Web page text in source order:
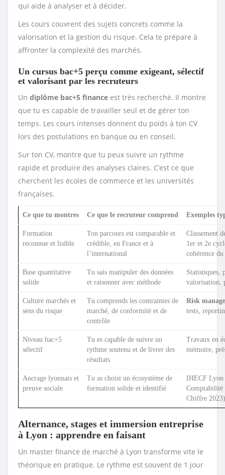
qui aide à analyser et à décider.
Les cours couvrent des sujets concrets comme la
valorisation et la gestion du risque. Cela te prépare à
affronter la complexité des marchés.
Un cursus bac+5 perçu comme exigeant, sélectif
et valorisant par les recruteurs
Un diplôme bac+5 finance est très recherché. Il montre
que tu es capable de travailler seul et de gérer ton
temps. Les cours intenses donnent du poids à ton CV
lors des postulations en banque ou en conseil.
Sur ton CV, montre que tu peux suivre un rythme
rapide et produire des analyses claires. C’est ce que
cherchent les écoles de commerce et les universités
françaises.
Ce que tu montres Ce que le recruteur comprend Exemples
Formation
reconnue et lisible
Ton parcours est comparable et
crédible, en France et à
l’international
Classement
1er et 2e
cohérence
Base quantitative
solide
Tu sais manipuler des données
et raisonner avec méthode
Statistiques,
valorisation,
Culture marchés et
sens du risque
Tu comprends les contraintes de
marché, de conformité et de
contrôle
Risk
tests,
Niveau bac+5
sélectif
Tu es capable de suivre un
rythme soutenu et de livrer des
résultats
Travaux en
mémoire,
Ancrage lyonnais et
preuve sociale
Tu as choisi un écosystème de
formation solide et identifié
IHECF Lyon
Comptabilité
Chiffre
Alternance, stages et immersion entreprise
à Lyon : apprendre en faisant
Un master finance de marché à Lyon transforme vite le
théorique en pratique. Le rythme est souvent de 1 jour